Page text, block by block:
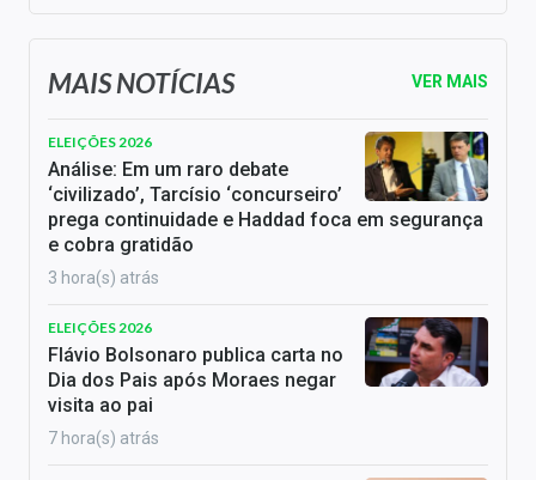
MAIS NOTÍCIAS VER MAIS
ELEIÇÕES 2026
Análise: Em um raro debate
‘civilizado’, Tarcísio ‘concurseiro’
prega continuidade e Haddad foca em segurança
e cobra gratidão
3 hora(s) atrás
ELEIÇÕES 2026
Flávio Bolsonaro publica carta no
Dia dos Pais após Moraes negar
visita ao pai
7 hora(s) atrás